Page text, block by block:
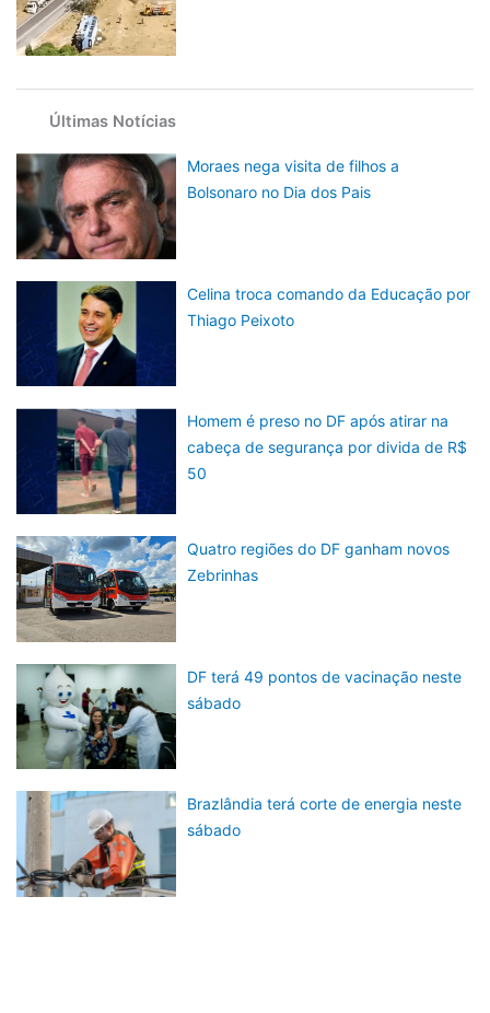
Últimas Notícias
Moraes nega visita de filhos a
Bolsonaro no Dia dos Pais
Celina troca comando da Educação por
Thiago Peixoto
Homem é preso no DF após atirar na
cabeça de segurança por divida de R$
50
Quatro regiões do DF ganham novos
Zebrinhas
DF terá 49 pontos de vacinação neste
sábado
Brazlândia terá corte de energia neste
sábado